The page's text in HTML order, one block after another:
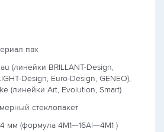
пвх
(линейки BRILLANT-Design,
Design, Euro-Design, GENEO),
(линейки Art, Evolution, Smart)
стеклопакет
мм (формула 4М1—16Al—4М1 )